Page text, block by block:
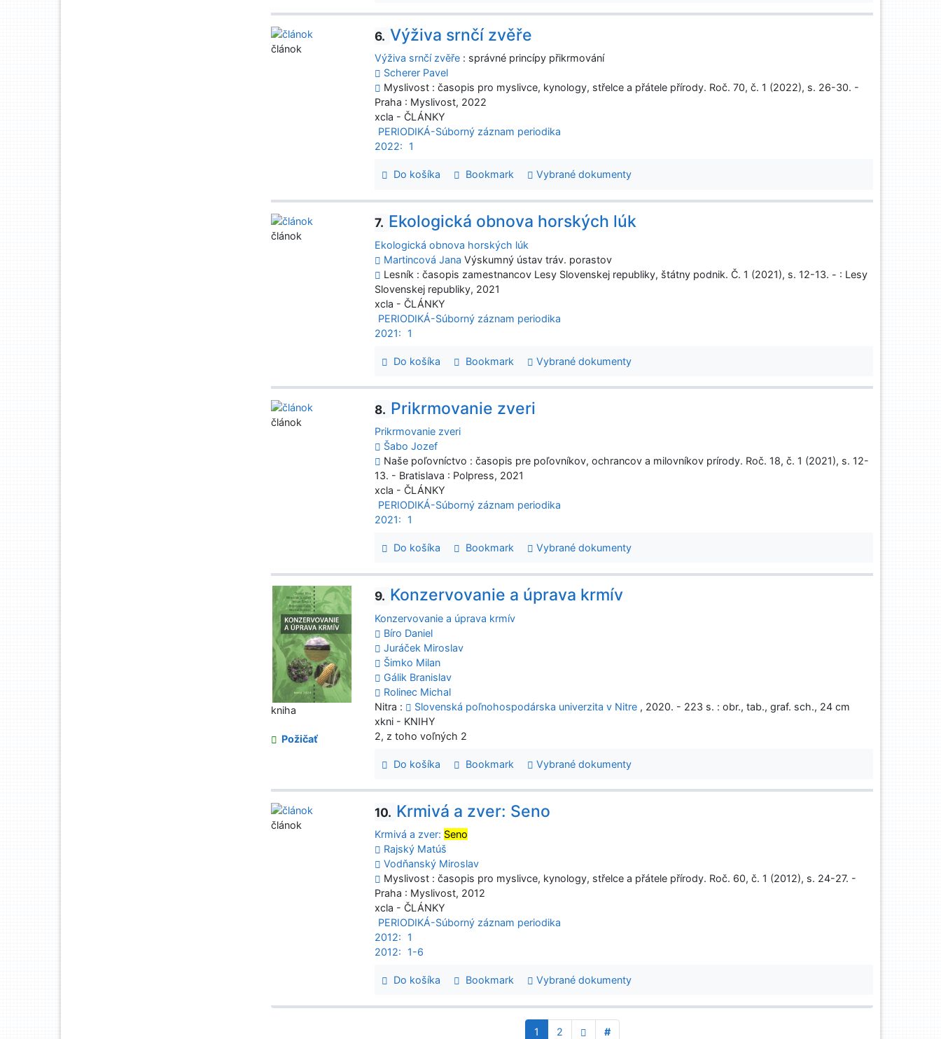
6. Výživa srnčí zvěře
Výživa srnčí zvěře : správné princípy přikrmování
Scherer Pavel
Myslivost : časopis pro myslivce, kynology, střelce a přátele přírody. Roč. 70, č. 1 (2022), s. 26-30. -
Praha : Myslivost, 2022
xcla - ČLÁNKY
PERIODIKÁ-Súborný záznam periodika
2022:
1
Do košíka Bookmark Vybrané dokumenty
článok
7. Ekologická obnova horských lúk
Ekologická obnova horských lúk
Martincová Jana Výskumný ústav tráv. porastov
Lesník : časopis zamestnancov Lesy Slovenskej republiky, štátny podnik. Č. 1 (2021), s. 12-13. - : Lesy
Slovenskej republiky, 2021
xcla - ČLÁNKY
PERIODIKÁ-Súborný záznam periodika
2021:
1
Do košíka Bookmark Vybrané dokumenty
článok
8. Prikrmovanie zveri
Prikrmovanie zveri
Šabo Jozef
Naše poľovníctvo : časopis pre poľovníkov, ochrancov a milovníkov prírody. Roč. 18, č. 1 (2021), s. 12-
13. - Bratislava : Polpress, 2021
xcla - ČLÁNKY
PERIODIKÁ-Súborný záznam periodika
2021:
1
Do košíka Bookmark Vybrané dokumenty
článok
9. Konzervovanie a úprava krmív
Konzervovanie a úprava krmív
Bíro Daniel
Juráček Miroslav
Šimko Milan
Gálik Branislav
Rolinec Michal
Nitra :
Slovenská poľnohospodárska univerzita v Nitre , 2020. - 223 s. : obr., tab., graf. sch., 24 cm
xkni - KNIHY
2, z toho voľných 2
Do košíka Bookmark Vybrané dokumenty
kniha
Požičať
10. Krmivá a zver: Seno
Krmivá a zver: Seno
Rajský Matúš
Vodňanský Miroslav
Myslivost : časopis pro myslivce, kynology, střelce a přátele přírody. Roč. 60, č. 1 (2012), s. 24-27. -
Praha : Myslivost, 2012
xcla - ČLÁNKY
PERIODIKÁ-Súborný záznam periodika
2012:
1
2012:
1-6
Do košíka Bookmark Vybrané dokumenty
článok
1 2 #